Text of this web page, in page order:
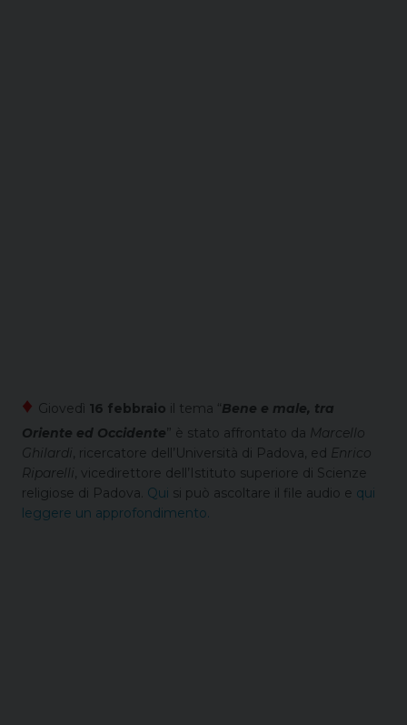
♦ Giovedì 16 febbraio il tema “Bene e male, tra
Oriente ed Occidente ” è stato affrontato da Marcello
Ghilardi, ricercatore dell’Università di Padova, ed Enrico
Riparelli, vicedirettore dell’Istituto superiore di Scienze
religiose di Padova. Qui si può ascoltare il file audio e qui
leggere un approfondimento.